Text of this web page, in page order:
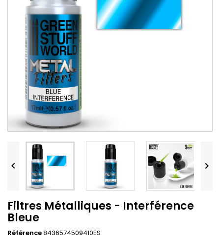
 
Filtres Métalliques - Interférence
Bleue
Référence8436574509410ES